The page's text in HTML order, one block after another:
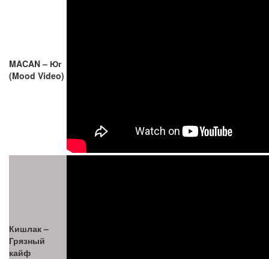
MACAN – Юг
(Mood Video)
Кишлак –
Грязный
кайф